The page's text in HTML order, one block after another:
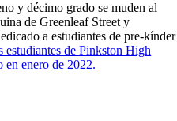
y décimo grado se muden al
de Greenleaf Street y
a estudiantes de pre-kínder
estudiantes de Pinkston High
en enero de 2022.